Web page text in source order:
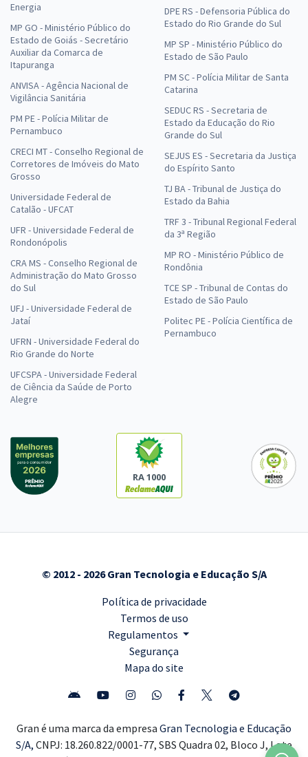
Energia
MP GO - Ministério Público do
Estado de Goiás - Secretário
Auxiliar da Comarca de
Itapuranga
ANVISA - Agência Nacional de
Vigilância Sanitária
PM PE - Polícia Militar de
Pernambuco
CRECI MT - Conselho Regional de
Corretores de Imóveis do Mato
Grosso
Universidade Federal de
Catalão - UFCAT
UFR - Universidade Federal de
Rondonópolis
CRA MS - Conselho Regional de
Administração do Mato Grosso
do Sul
UFJ - Universidade Federal de
Jataí
UFRN - Universidade Federal do
Rio Grande do Norte
UFCSPA - Universidade Federal
de Ciência da Saúde de Porto
Alegre
DPE RS - Defensoria Pública do
Estado do Rio Grande do Sul
MP SP - Ministério Público do
Estado de São Paulo
PM SC - Polícia Militar de Santa
Catarina
SEDUC RS - Secretaria de
Estado da Educação do Rio
Grande do Sul
SEJUS ES - Secretaria da Justiça
do Espírito Santo
TJ BA - Tribunal de Justiça do
Estado da Bahia
TRF 3 - Tribunal Regional Federal
da 3ª Região
MP RO - Ministério Público de
Rondônia
TCE SP - Tribunal de Contas do
Estado de São Paulo
Politec PE - Polícia Científica de
Pernambuco
RA 1000
© 2012 - 2026 Gran Tecnologia e Educação S/A
Política de privacidade
Termos de uso
Regulamentos
Segurança
Mapa do site
Gran é uma marca da empresa Gran Tecnologia e Educação
S/A, CNPJ: 18.260.822/0001-77, SBS Quadra 02, Bloco J, Lote